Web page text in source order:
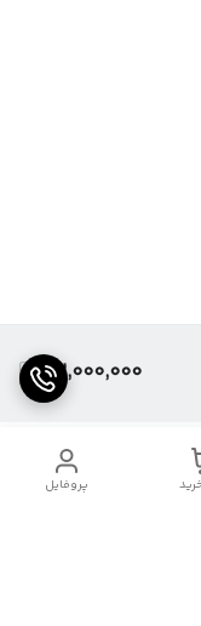
23,000,000
پروفایل